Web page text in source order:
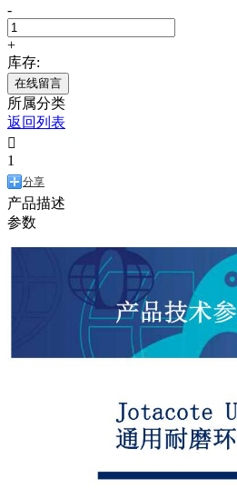
-
+
库存:
在线留言
所属分类
返回列表

1
分享
产品描述
参数